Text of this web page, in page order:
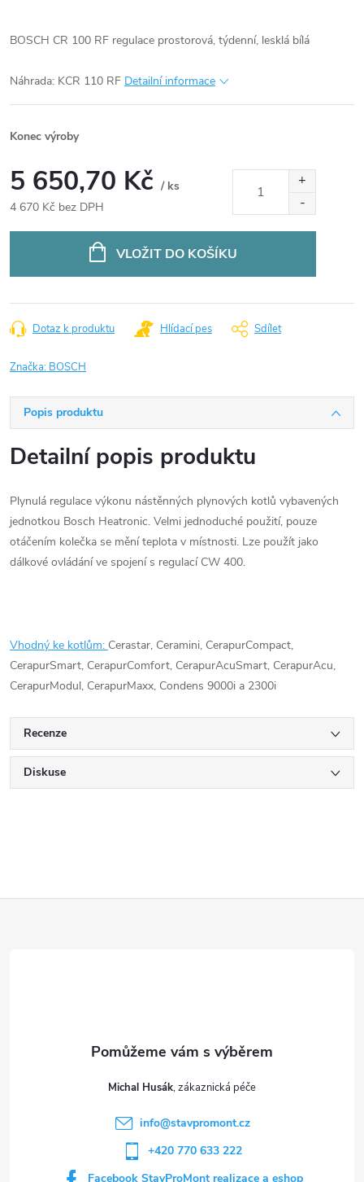
BOSCH CR 100 RF regulace prostorová, týdenní, lesklá bílá
Náhrada: KCR 110 RF Detailní informace
Konec výroby
5 650,70 Kč / ks
4 670 Kč bez DPH
VLOŽIT DO KOŠÍKU
Dotaz k produktu Hlídací pes Sdílet
Značka: BOSCH
Popis produktu
Detailní popis produktu
Plynulá regulace výkonu nástěnných plynových kotlů vybavených
jednotkou Bosch Heatronic. Velmi jednoduché použití, pouze
otáčením kolečka se mění teplota v místnosti. Lze použít jako
dálkové ovládání ve spojení s regulací CW 400.
Vhodný ke kotlům: Cerastar, Ceramini, CerapurCompact,
CerapurSmart, CerapurComfort, CerapurAcuSmart, CerapurAcu,
CerapurModul, CerapurMaxx, Condens 9000i a 2300i
Recenze
Diskuse
Michal Husák
info@stavpromont.cz
+420 770 633 222
Facebook StavProMont realizace a eshop